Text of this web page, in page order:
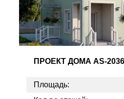
ПРОЕКТ ДОМА AS-2036
Площадь: